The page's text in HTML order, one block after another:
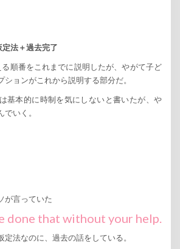
法＋過去完了
順番をこれまでに説明したが、やがて子ど
ションがこれから説明する部分だ。
基本的に時制を気にしないと書いたが、や
いく。
が言っていた
done that without your help.
定法なのに、過去の話をしている。